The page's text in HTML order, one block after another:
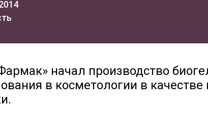
начал производство
в косметологии в